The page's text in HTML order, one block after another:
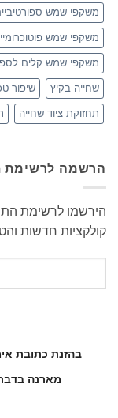
משקפי שמש
משקפי שמש
משקפי שמש קלים
שחייה בקיץ שיפור
תחזוקת ציוד שחייה
הרשמה לרשימת
הירשמו לרשימת
קולקציות חדשות
בהזנת כתובת
מארנה